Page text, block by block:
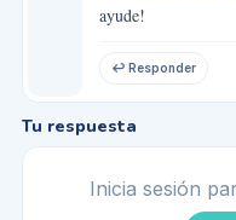
ayude!
↩ Responder
Tu respuesta
Inicia sesión